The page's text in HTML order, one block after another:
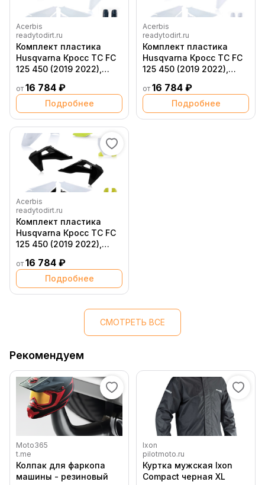
Acerbis
readytodirt.ru
Комплект пластика
Husqvarna Кросс TC FC
125 450 (2019 2022),
от 16 784 ₽
Подробнее
Acerbis
readytodirt.ru
Комплект пластика
Husqvarna Кросс TC FC
125 450 (2019 2022),
от 16 784 ₽
Подробнее
Acerbis
readytodirt.ru
Комплект пластика
Husqvarna Кросс TC FC
125 450 (2019 2022),
от 16 784 ₽
Подробнее
СМОТРЕТЬ ВСЕ
Рекомендуем
Moto365
t.me
Колпак для фаркопа
машины - резиновый
Ixon
pilotmoto.ru
Куртка мужская Ixon
Compact черная XL